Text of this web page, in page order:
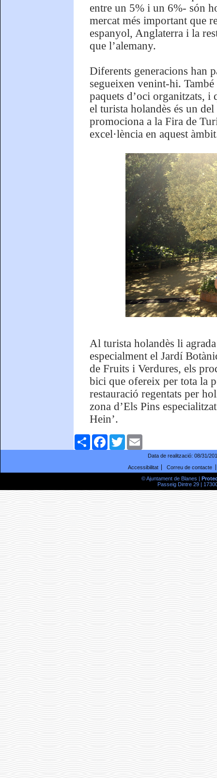
entre un 5% i un 6%- són
mercat més important que
espanyol, Anglaterra i la
que l’alemany.
Diferents generacions han
segueixen venint-hi.
paquets d’oci organitzats, i
el turista holandès és un
promociona a la Fira de
excel·lència en aquest
Al turista holandès li
especialment el Jardí
de Fruits i Verdures, els
bici que ofereix per tota la
restauració regentats per
zona d’Els Pins
Hein’.
ComparteixFacebookTwitter
Data de realització: 08/31/
Accessibilitat
Correu de contacte
© Ajuntament de Blanes |
Passeig Dintre 29 |